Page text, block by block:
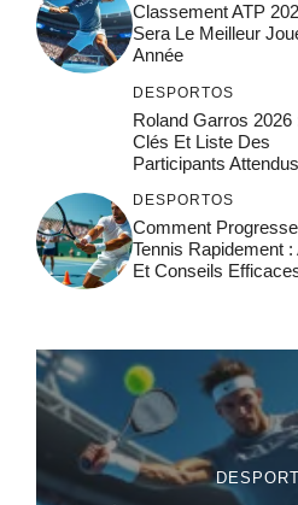
Classement ATP
Sera Le Meilleur
Année
DESPORTOS
Roland Garros 2026
Clés Et Liste Des
Participants Attendus
DESPORTOS
Comment
Tennis Rapidement
Et Conseils